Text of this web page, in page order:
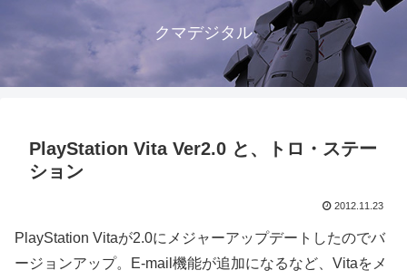
クマデジタル
PlayStation Vita Ver2.0 と、トロ・ステー
ション
2012.11.23
PlayStation Vitaが2.0にメジャーアップデートしたのでバ
ージョンアップ。E-mail機能が追加になるなど、Vitaをメ